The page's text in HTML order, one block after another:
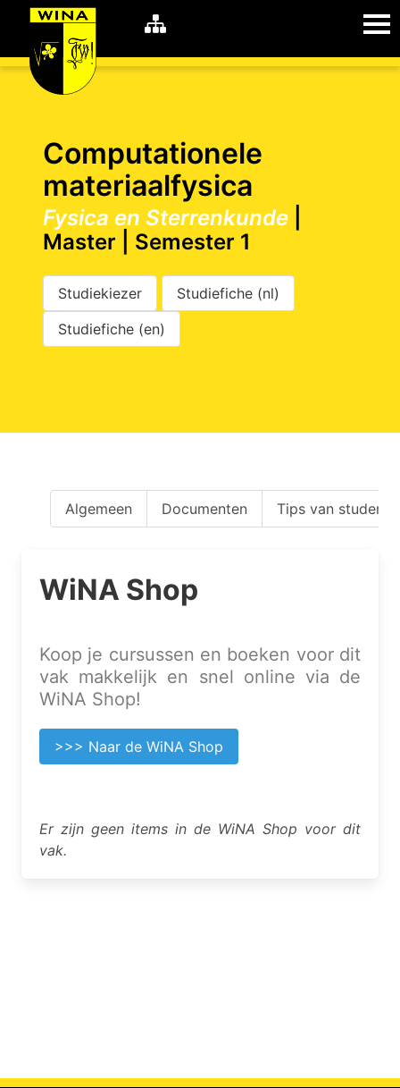
Career
Studie
Home
Computationele
materiaalfysica
Fysica en Sterrenkunde
Master | Semester 1
Studiekiezer
Studiefiche (nl)
Studiefiche (en)
Algemeen Documenten Tips van
WiNA Shop
Koop je cursussen en boeken voor dit
vak makkelijk en snel online via de
WiNA Shop!
>>> Naar de WiNA Shop
Er zijn geen items in de WiNA Shop voor dit
vak.